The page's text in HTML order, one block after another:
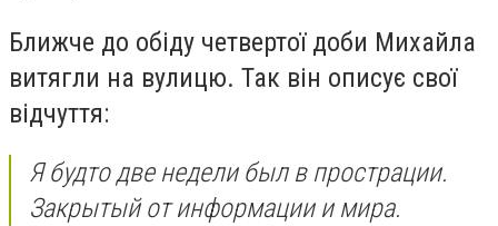
Ближче до обіду четвертої доби Михайла
витягли на вулицю. Так він описує свої
відчуття:
Я будто две недели был в прострации.
Закрытый от информации и мира.